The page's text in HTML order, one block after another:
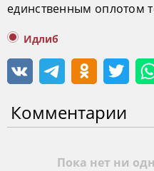
единственным оплотом
Идлиб
Комментарии
Пока нет ни